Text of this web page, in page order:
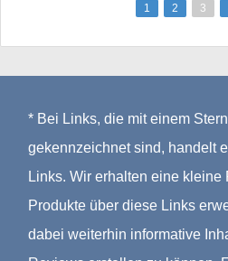
1 2 3
* Bei Links, die mit einem
gekennzeichnet sind, handelt
Links. Wir erhalten eine
Produkte über diese Links
dabei weiterhin informative